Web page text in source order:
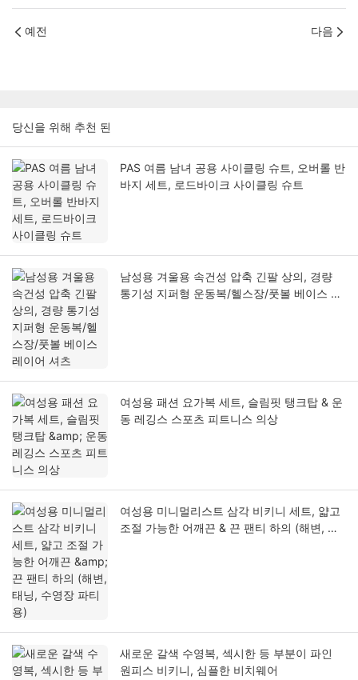
예전 다음
당신을 위해 추천 된
PAS 여름 남녀 공용 사이클링 슈트, 오버롤 반
바지 세트, 로드바이크 사이클링 슈트
남성용 겨울용 속건성 압축 긴팔 상의, 경량
통기성 지퍼형 운동복/헬스장/풋볼 베이스 레
여성용 패션 요가복 세트, 슬림핏 탱크탑 & 운
동 레깅스 스포츠 피트니스 의상
여성용 미니멀리스트 삼각 비키니 세트, 얇고
조절 가능한 어깨끈 & 끈 팬티 하의 (해변, 태
새로운 갈색 수영복, 섹시한 등 부분이 파인
원피스 비키니, 심플한 비치웨어